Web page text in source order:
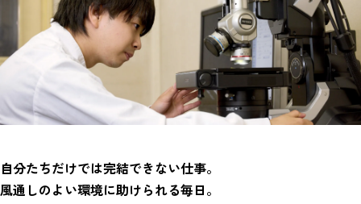
自分たちだけでは完結できない仕事。
風通しのよい環境に助けられる毎日。